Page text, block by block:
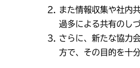
また情報収集や社内
過多による共有のし
さらに、新たな協力
方で、その目的を十